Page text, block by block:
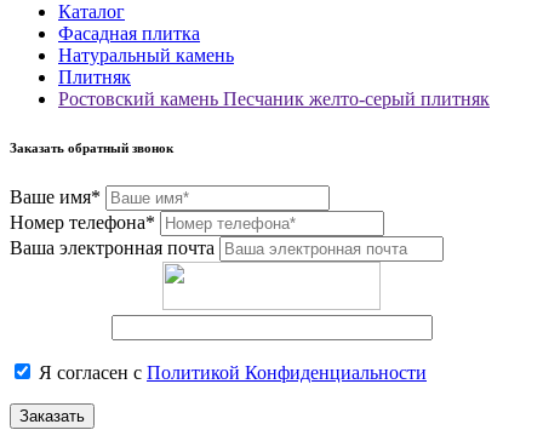
Каталог
Фасадная плитка
Натуральный камень
Плитняк
Ростовский камень Песчаник желто-серый плитняк
Заказать обратный звонок
Ваше имя*
Номер телефона*
Ваша электронная почта
Я согласен с Политикой Конфиденциальности
Заказать